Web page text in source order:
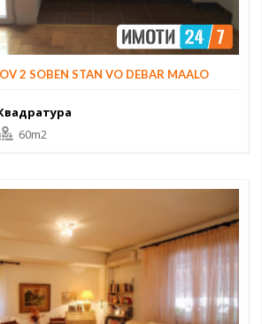
2 SOBEN STAN VO DEBAR MAALO
60m2